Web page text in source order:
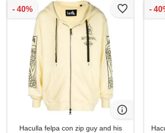
Haculla felpa con zip guy and his